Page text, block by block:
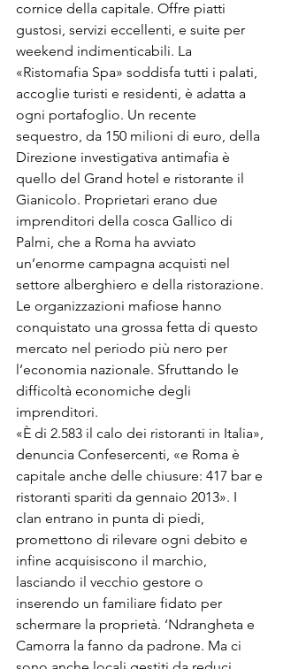
cornice della capitale. Offre piatti
gustosi, servizi eccellenti, e suite per
weekend indimenticabili. La
«Ristomafia Spa» soddisfa tutti i palati,
accoglie turisti e residenti, è adatta a
ogni portafoglio. Un recente
sequestro, da 150 milioni di euro, della
Direzione investigativa antimafia è
quello del Grand hotel e ristorante il
Gianicolo. Proprietari erano due
imprenditori della cosca Gallico di
Palmi, che a Roma ha avviato
un’enorme campagna acquisti nel
settore alberghiero e della ristorazione.
Le organizzazioni mafiose hanno
conquistato una grossa fetta di questo
mercato nel periodo più nero per
l’economia nazionale. Sfruttando le
difficoltà economiche degli
imprenditori.
«È di 2.583 il calo dei ristoranti in Italia»,
denuncia Confesercenti, «e Roma è
capitale anche delle chiusure: 417 bar e
ristoranti spariti da gennaio 2013». I
clan entrano in punta di piedi,
promettono di rilevare ogni debito e
infine acquisiscono il marchio,
lasciando il vecchio gestore o
inserendo un familiare fidato per
schermare la proprietà. ‘Ndrangheta e
Camorra la fanno da padrone. Ma ci